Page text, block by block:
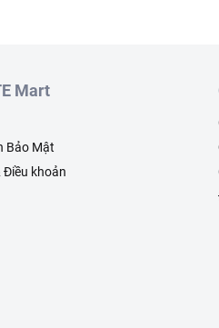
Mart
Bảo Mật
Điều khoản